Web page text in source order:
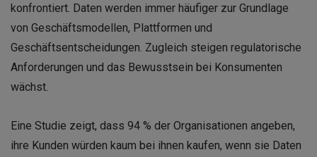
konfrontiert. Daten werden immer häufiger zur Grundlage
von Geschäftsmodellen, Plattformen und
Geschäftsentscheidungen. Zugleich steigen regulatorische
Anforderungen und das Bewusstsein bei Konsumenten
wächst.
Eine Studie zeigt, dass 94 % der Organisationen angeben,
ihre Kunden würden kaum bei ihnen kaufen, wenn sie Daten